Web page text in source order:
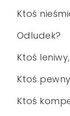
Ktoś
Odludek?
Ktoś
Ktoś
Ktoś